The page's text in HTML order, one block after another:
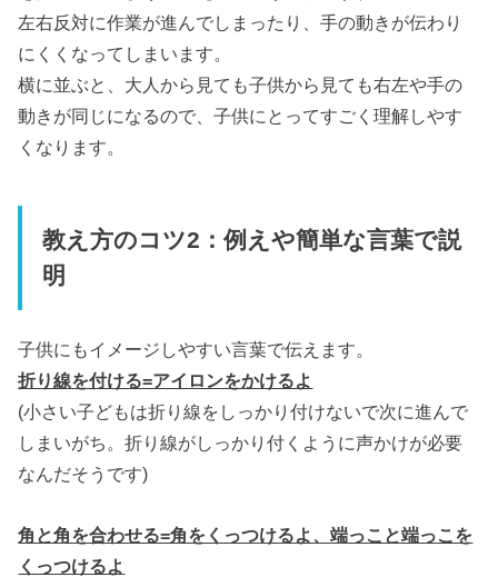
左右反対に作業が進んでしまったり、手の動きが伝わり
にくくなってしまいます。
横に並ぶと、大人から見ても子供から見ても右左や手の
動きが同じになるので、子供にとってすごく理解しやす
くなります。
教え方のコツ2：例えや簡単な言葉で説
明
子供にもイメージしやすい言葉で伝えます。
折り線を付ける=アイロンをかけるよ
(小さい子どもは折り線をしっかり付けないで次に進んで
しまいがち。折り線がしっかり付くように声かけが必要
なんだそうです)
角と角を合わせる=角をくっつけるよ、端っこと端っこを
くっつけるよ